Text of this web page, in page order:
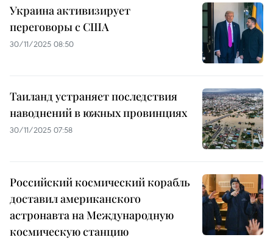
Украина активизирует
переговоры с США
30/11/2025 08:50
Таиланд устраняет последствия
наводнений в южных провинциях
30/11/2025 07:58
Российский космический корабль
доставил американского
астронавта на Международную
космическую станцию